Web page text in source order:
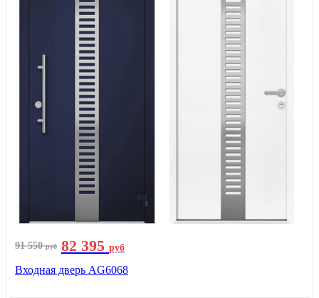
91 550руб 82 395 руб
Входная дверь AG6068